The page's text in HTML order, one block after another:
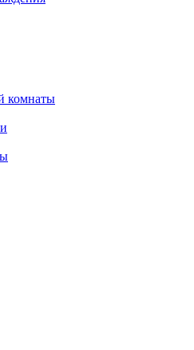
комнаты